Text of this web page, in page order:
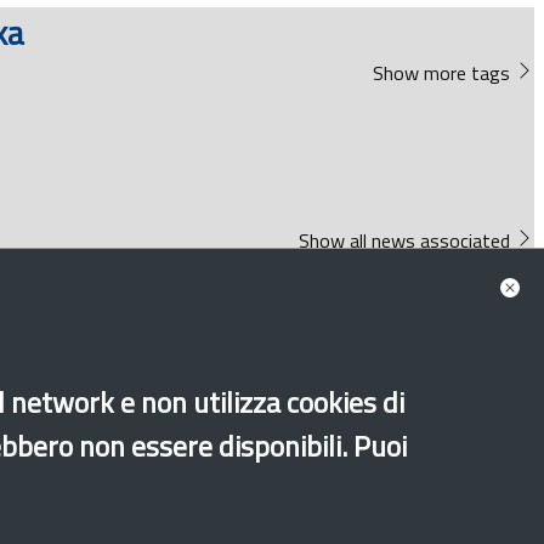
Show more tags
Show all news associated
e non utilizza cookies di
non essere disponibili. Puoi
Old website